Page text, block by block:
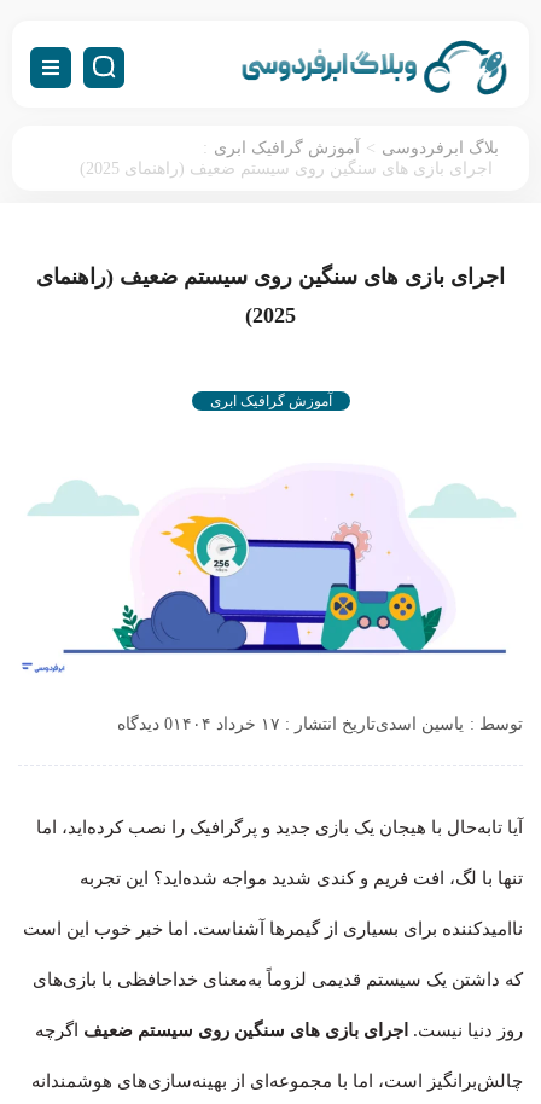
بلاگ ابرفردوسی > آموزش گرافیک ابری :
اجرای بازی های سنگین روی سیستم ضعیف (راهنمای 2025)
اجرای بازی های سنگین روی سیستم ضعیف (راهنمای
2025)
آموزش گرافیک ابری
توسط : یاسین اسدیتاریخ انتشار : ۱۷ خرداد ۱۴۰۴ 0 دیدگاه
آیا تابه‌حال با هیجان یک بازی جدید و پرگرافیک را نصب کرده‌اید، اما
تنها با لگ، افت فریم و کندی شدید مواجه شده‌اید؟ این تجربه
ناامیدکننده برای بسیاری از گیمرها آشناست. اما خبر خوب این است
که داشتن یک سیستم قدیمی لزوماً به‌معنای خداحافظی با بازی‌های
روز دنیا نیست. اجرای بازی های سنگین روی سیستم ضعیف اگرچه
چالش‌برانگیز است، اما با مجموعه‌ای از بهینه‌سازی‌های هوشمندانه